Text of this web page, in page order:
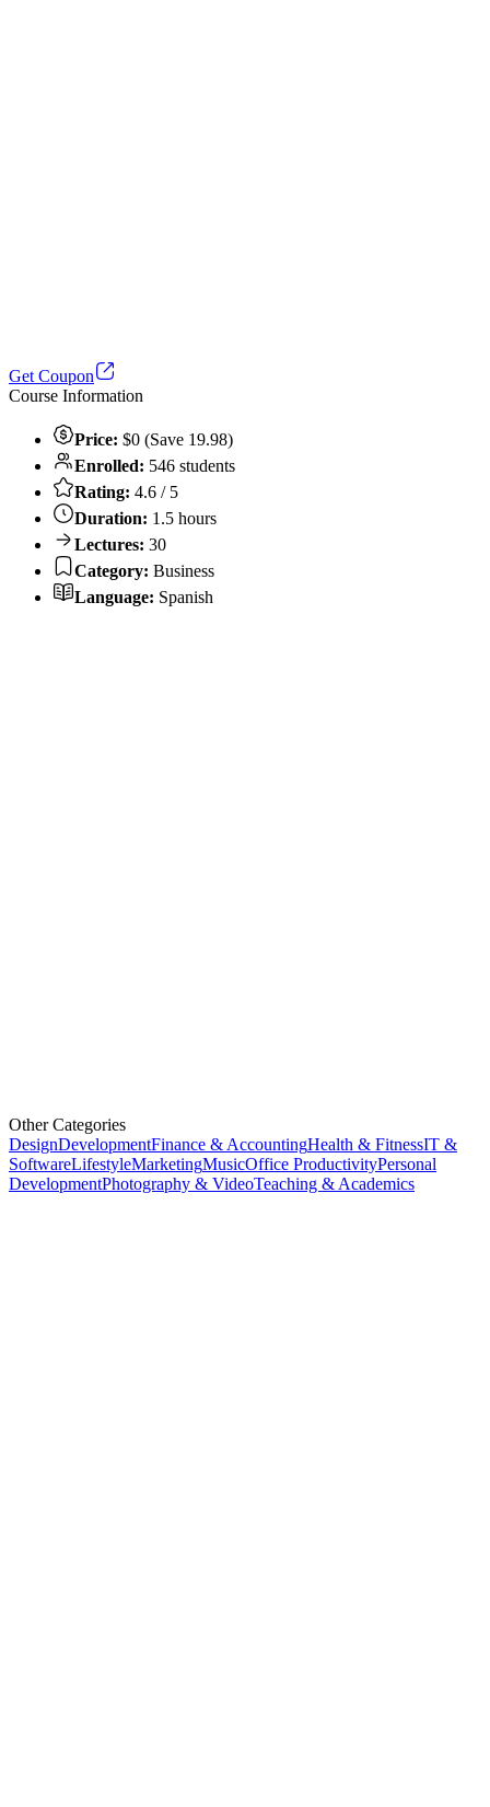
Get Coupon
Course Information
Price: $0 (Save 19.98)
Enrolled: 546 students
Rating: 4.6 / 5
Duration: 1.5 hours
Lectures: 30
Category: Business
Language: Spanish
Other Categories
DesignDevelopmentFinance & AccountingHealth & FitnessIT &
SoftwareLifestyleMarketingMusicOffice ProductivityPersonal
DevelopmentPhotography & VideoTeaching & Academics